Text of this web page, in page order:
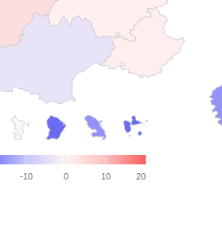
-10 0 10 20